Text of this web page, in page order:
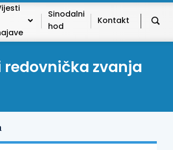
Sinodalni
hod
Kontakt
redovnička zvanja